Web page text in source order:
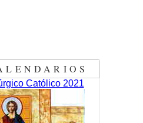
Católico 2021